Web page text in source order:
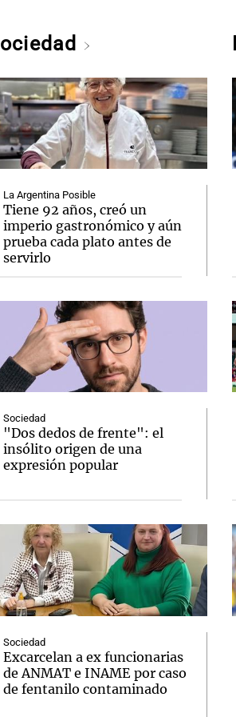
La Argentina Posible
Tiene 92 años, creó un
imperio gastronómico y aún
prueba cada plato antes de
servirlo
Sociedad
"Dos dedos de frente": el
insólito origen de una
expresión popular
Sociedad
Excarcelan a ex funcionarias
de ANMAT e INAME por caso
de fentanilo contaminado
Notas
El huracán